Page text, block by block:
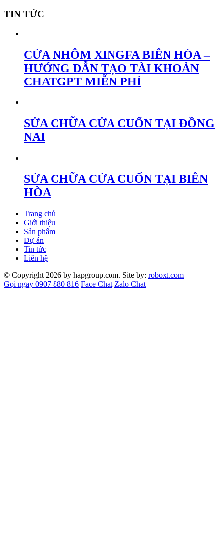
TIN TỨC
CỬA NHÔM XINGFA BIÊN HÒA –
HƯỚNG DẪN TẠO TÀI KHOẢN
CHATGPT MIỄN PHÍ
SỬA CHỮA CỬA CUỐN TẠI ĐỒNG
NAI
SỬA CHỮA CỬA CUỐN TẠI BIÊN
HÒA
Trang chủ
Giới thiệu
Sản phẩm
Dự án
Tin tức
Liên hệ
© Copyright 2026 by hapgroup.com. Site by: roboxt.com
Gọi ngay 0907 880 816 Face Chat Zalo Chat